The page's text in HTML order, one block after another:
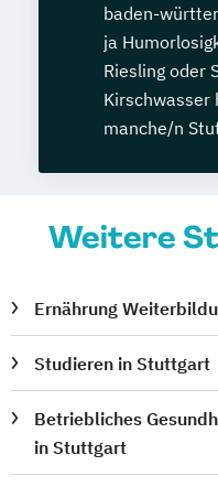
baden-
ja
Riesling oder
Kirschwasser
manche/n
Weitere
Ernährung
Studieren in Stuttgart
Betriebliches
in Stuttgart